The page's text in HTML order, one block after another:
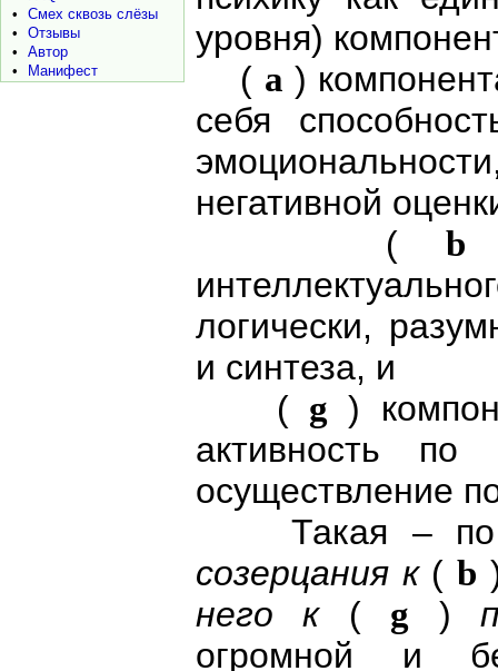
•
Смех сквозь слёзы
•
Отзывы
•
Автор
•
Манифест
уровня)
( a )
себя
негативной
( b
логически,
и синтеза, и
( g )
активность
осуществление
Такая – по
созерцания к( b
него к( g )
огромной и